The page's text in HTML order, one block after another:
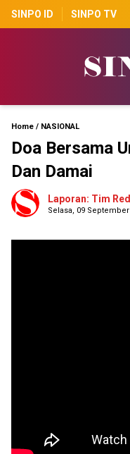
SINPO ID SINPO TV
Home / NASIONAL
Doa Bersama
Dan Damai
Laporan: Tim
Selasa, 09 September